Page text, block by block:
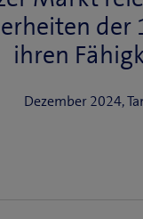
ihren
Dezember 2024,